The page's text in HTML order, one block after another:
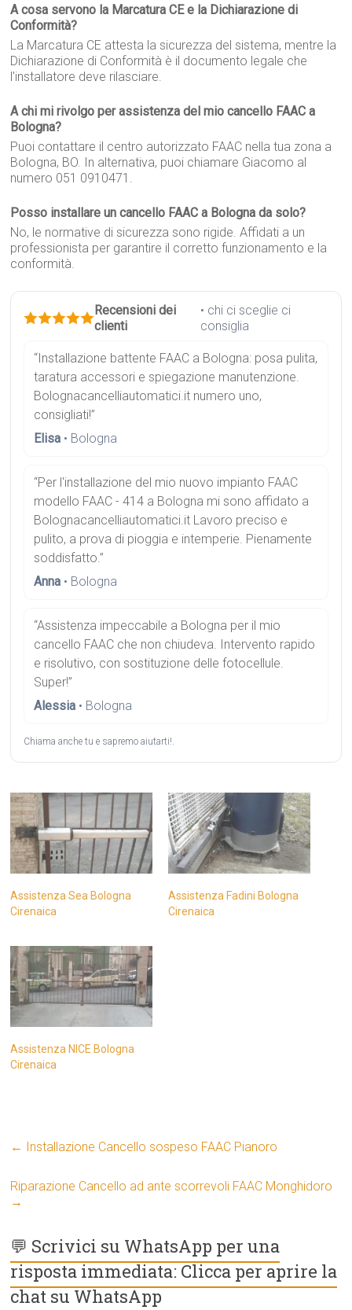
A cosa servono la Marcatura CE e la Dichiarazione di
Conformità?
La Marcatura CE attesta la sicurezza del sistema, mentre la
Dichiarazione di Conformità è il documento legale che
l'installatore deve rilasciare.
A chi mi rivolgo per assistenza del mio cancello FAAC a
Bologna?
Puoi contattare il centro autorizzato FAAC nella tua zona a
Bologna, BO. In alternativa, puoi chiamare Giacomo al
numero 051 0910471.
Posso installare un cancello FAAC a Bologna da solo?
No, le normative di sicurezza sono rigide. Affidati a un
professionista per garantire il corretto funzionamento e la
conformità.
Recensioni dei
clienti
• chi ci sceglie ci
consiglia
“Installazione battente FAAC a Bologna: posa pulita,
taratura accessori e spiegazione manutenzione.
Bolognacancelliautomatici.it numero uno,
consigliati!”
Elisa • Bologna
“Per l'installazione del mio nuovo impianto FAAC
modello FAAC - 414 a Bologna mi sono affidato a
Bolognacancelliautomatici.it Lavoro preciso e
pulito, a prova di pioggia e intemperie. Pienamente
soddisfatto.”
Anna • Bologna
“Assistenza impeccabile a Bologna per il mio
cancello FAAC che non chiudeva. Intervento rapido
e risolutivo, con sostituzione delle fotocellule.
Super!”
Alessia • Bologna
Chiama anche tu e sapremo aiutarti!.
Assistenza Sea Bologna
Cirenaica
Assistenza Fadini Bologna
Cirenaica
Assistenza NICE Bologna
Cirenaica
← Installazione Cancello sospeso FAAC Pianoro
Riparazione Cancello ad ante scorrevoli FAAC Monghidoro
→
💬 Scrivici su WhatsApp per una
risposta immediata: Clicca per aprire la
chat su WhatsApp